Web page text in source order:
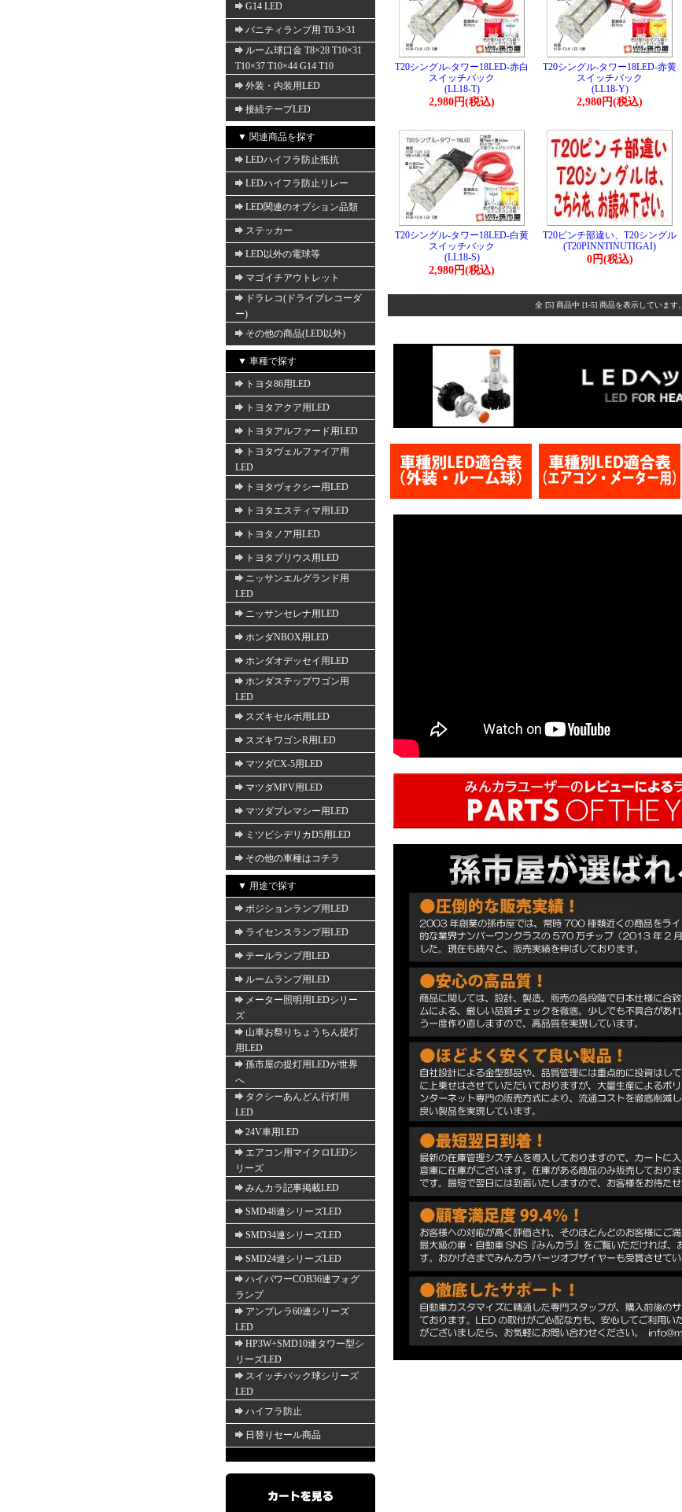
G14 LED
バニティランプ用 T6.3×31
ルーム球口金 T8×28 T10×31
T10×37 T10×44 G14 T10
外装・内装用LED
接続テープLED
▼ 関連商品を探す
LEDハイフラ防止抵抗
LEDハイフラ防止リレー
LED関連のオプション品類
ステッカー
LED以外の電球等
マゴイチアウトレット
ドラレコ(ドライブレコーダ
ー)
その他の商品(LED以外)
▼ 車種で探す
トヨタ86用LED
トヨタアクア用LED
トヨタアルファード用LED
トヨタヴェルファイア用
LED
トヨタヴォクシー用LED
トヨタエスティマ用LED
トヨタノア用LED
トヨタプリウス用LED
ニッサンエルグランド用
LED
ニッサンセレナ用LED
ホンダNBOX用LED
ホンダオデッセイ用LED
ホンダステップワゴン用
LED
スズキセルボ用LED
スズキワゴンR用LED
マツダCX-5用LED
マツダMPV用LED
マツダプレマシー用LED
ミツビシデリカD5用LED
その他の車種はコチラ
▼ 用途で探す
ポジションランプ用LED
ライセンスランプ用LED
テールランプ用LED
ルームランプ用LED
メーター照明用LEDシリー
ズ
山車お祭りちょうちん提灯
用LED
孫市屋の提灯用LEDが世界
へ
タクシーあんどん行灯用
LED
24V車用LED
エアコン用マイクロLEDシ
リーズ
みんカラ記事掲載LED
SMD48連シリーズLED
SMD34連シリーズLED
SMD24連シリーズLED
ハイパワーCOB36連フォグ
ランプ
アンブレラ60連シリーズ
LED
HP3W+SMD10連タワー型シ
リーズLED
スイッチバック球シリーズ
LED
ハイフラ防止
日替りセール商品
T20シングル-タワー18LED-赤白
スイッチバック
(LL18-T)
2,980円(税込)
T20シングル-タワー18LED-赤黄
スイッチバック
(LL18-Y)
2,980円(税込)
T20シングル-タワー18LED-白黄
スイッチバック
(LL18-S)
2,980円(税込)
T20ピンチ部違い、T20シングル
(T20PINNTINUTIGAI)
0円(税込)
全 [5] 商品中 [1-5] 商品を表示しています。